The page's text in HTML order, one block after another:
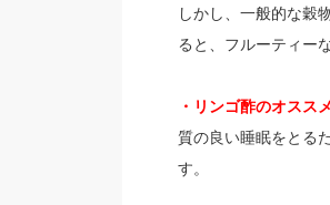
しかし、一般的な穀
ると、フルーティー
・リンゴ酢のオスス
質の良い睡眠をとる
す。